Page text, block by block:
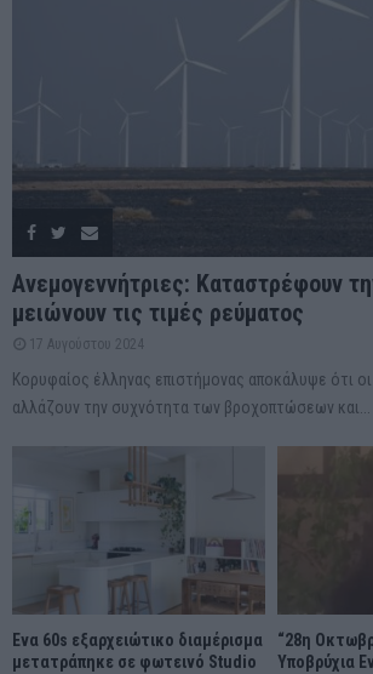
Ανεμογεννήτριες: Καταστρέφουν
μειώνουν τις τιμές ρεύματος
17 Αυγούστου 2024
Κορυφαίος έλληνας επιστήμονας αποκάλυψε ότι
αλλάζουν την συχνότητα των βροχοπτώσεων και...
Ένα 60s εξαρχειώτικο διαμέρισμα
μετατράπηκε σε φωτεινό Studio
“28η
Υποβρύχια